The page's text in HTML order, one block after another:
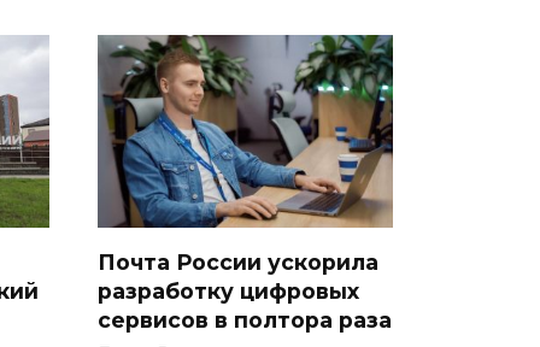
Почта России ускорила
разработку цифровых
сервисов в полтора раза